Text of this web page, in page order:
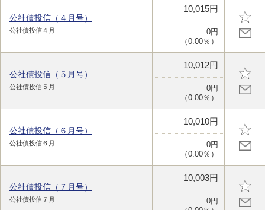
公社債投信（４月号）
公社債投信４月
10,015円
0円
（0.00％）
公社債投信（５月号）
公社債投信５月
10,012円
0円
（0.00％）
公社債投信（６月号）
公社債投信６月
10,010円
0円
（0.00％）
公社債投信（７月号）
公社債投信７月
10,003円
0円